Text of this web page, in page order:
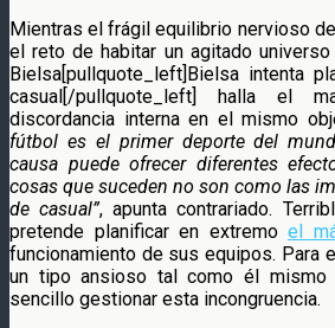
Mientras el frágil equilibrio nervioso
el reto de habitar un agitado
Bielsa[pullquote_left]Bielsa intenta
casual[/pullquote_left] halla el
discordancia interna en el mismo
fútbol es el primer deporte del
causa puede ofrecer diferentes
cosas que suceden no son como las
de casual”, apunta contrariado.
pretende planificar en extremo el
funcionamiento de sus equipos. Para
un tipo ansioso tal como él mismo
sencillo gestionar esta incongruencia.